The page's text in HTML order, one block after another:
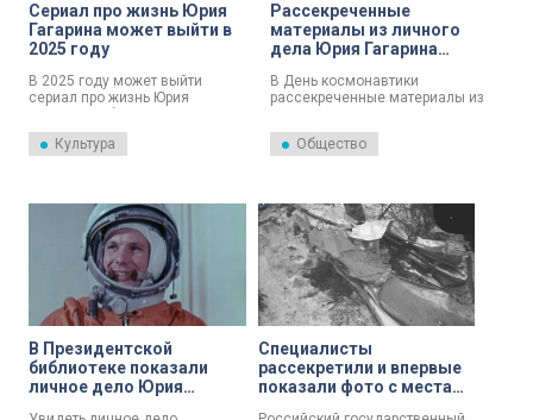
Сериал про жизнь Юрия
Гагарина может выйти в
2025 году
В 2025 году может выйти
сериал про жизнь Юрия
известно в первый день IX
Санкт-Петербургского
Культура
Рассекреченные
материалы из личного
дела Юрия Гагарина
Президентской
библиотеке
В День космонавтики
рассекреченные материалы из
покорителя околоземной
орбиты представили в
Общество
В Президентской
библиотеке показали
личное дело Юрия
Специалисты
рассекретили и впервые
показали фото с места